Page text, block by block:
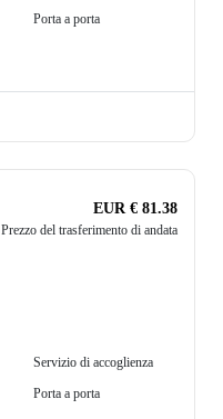
Porta a porta
EUR € 81.38
Prezzo del trasferimento di andata
Servizio di accoglienza
Porta a porta